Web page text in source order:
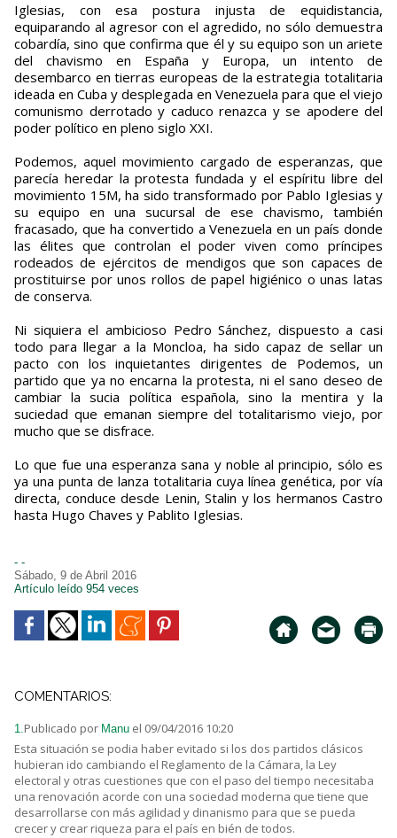
Iglesias, con esa postura injusta de equidistancia,
equiparando al agresor con el agredido, no sólo demuestra
cobardía, sino que confirma que él y su equipo son un ariete
del chavismo en España y Europa, un intento de
desembarco en tierras europeas de la estrategia totalitaria
ideada en Cuba y desplegada en Venezuela para que el viejo
comunismo derrotado y caduco renazca y se apodere del
poder político en pleno siglo XXI.
Podemos, aquel movimiento cargado de esperanzas, que
parecía heredar la protesta fundada y el espíritu libre del
movimiento 15M, ha sido transformado por Pablo Iglesias y
su equipo en una sucursal de ese chavismo, también
fracasado, que ha convertido a Venezuela en un país donde
las élites que controlan el poder viven como príncipes
rodeados de ejércitos de mendigos que son capaces de
prostituirse por unos rollos de papel higiénico o unas latas
de conserva.
Ni siquiera el ambicioso Pedro Sánchez, dispuesto a casi
todo para llegar a la Moncloa, ha sido capaz de sellar un
pacto con los inquietantes dirigentes de Podemos, un
partido que ya no encarna la protesta, ni el sano deseo de
cambiar la sucia política española, sino la mentira y la
suciedad que emanan siempre del totalitarismo viejo, por
mucho que se disfrace.
Lo que fue una esperanza sana y noble al principio, sólo es
ya una punta de lanza totalitaria cuya línea genética, por vía
directa, conduce desde Lenin, Stalin y los hermanos Castro
hasta Hugo Chaves y Pablito Iglesias.
- -
Sábado, 9 de Abril 2016
Artículo leído 954 veces
COMENTARIOS:
1.Publicado por Manu el 09/04/2016 10:20
Esta situación se podia haber evitado si los dos partidos clásicos
hubieran ido cambiando el Reglamento de la Cámara, la Ley
electoral y otras cuestiones que con el paso del tiempo necesitaba
una renovación acorde con una sociedad moderna que tiene que
desarrollarse con más agilidad y dinanismo para que se pueda
crecer y crear riqueza para el país en bién de todos.